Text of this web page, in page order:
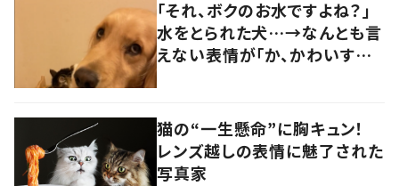
「それ、ボクのお水ですよね？」
水をとられた犬…→なんとも言
えない表情が「か、かわいすぎ
猫の“一生懸命”に胸キュン！
レンズ越しの表情に魅了された
写真家